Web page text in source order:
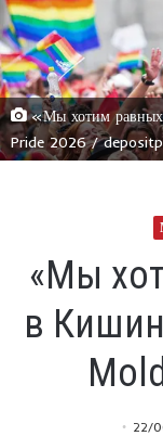
«Мы хотим
Pride 2026 /
«Мы
в
22/